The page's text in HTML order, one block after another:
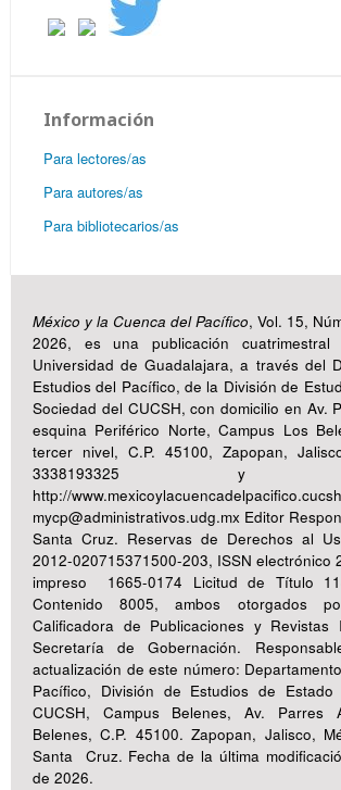
Información
Para lectores/as
Para autores/as
Para bibliotecarios/as
México y la Cuenca del Pacífico, Vol. 15,
2026, es una publicación
Universidad de Guadalajara, a través del
Estudios del Pacífico, de la División de
Sociedad del CUCSH, con domicilio en Av.
esquina Periférico Norte, Campus Los
tercer nivel, C.P. 45100, Zapopan,
3338193325 y
http://
mycp@administrativos.udg.mx Editor
Santa Cruz. Reservas de Derechos al
2012-020715371500-203, ISSN electrónico
impreso 1665-0174 Licitud de Título
Contenido 8005, ambos otorgados
Calificadora de Publicaciones y
Secretaría de Gobernación.
actualización de este número:
Pacífico, División de Estudios de
CUCSH, Campus Belenes, Av. Parres
Belenes, C.P. 45100. Zapopan, Jalisco,
Santa Cruz. Fecha de la última
de 2026.